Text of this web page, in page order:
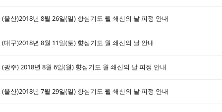
(울산)2018년 8월 26일(일) 향심기도 월 쇄신의 날 피정 안내
(대구)2018년 8월 11일(토) 향심기도 월 쇄신의 날 안내
(광주) 2018년 8월 6일(월) 향심기도 월 쇄신의 날 피정 안내
(울산)2018년 7월 29일(일) 향심기도 월 쇄신의 날 피정 안내